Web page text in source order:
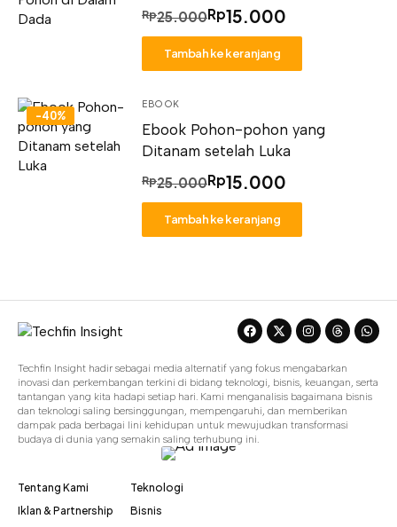
Rp25.000Rp15.000
Tambah ke keranjang
-40%
EBOOK
Ebook Pohon-pohon yang
Ditanam setelah Luka
Rp25.000Rp15.000
Tambah ke keranjang
Techfin Insight hadir sebagai media alternatif yang fokus mengabarkan
inovasi dan perkembangan terkini di bidang teknologi, bisnis, keuangan, serta
tantangan yang kita hadapi setiap hari. Kami menganalisis bagaimana bisnis
dan teknologi saling bersinggungan, mempengaruhi, dan memberikan
dampak pada berbagai lini kehidupan untuk mewujudkan transformasi
budaya di dunia yang semakin saling terhubung ini.
Tentang Kami
Iklan & Partnership
Teknologi
Bisnis